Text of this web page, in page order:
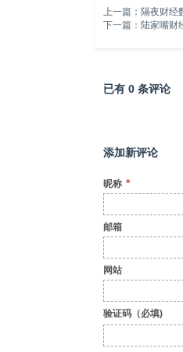
上一篇： 隔夜财经
下一篇： 陆家嘴财
已有 0 条评论
添加新评论
昵称 *
邮箱
网站
验证码（必填)